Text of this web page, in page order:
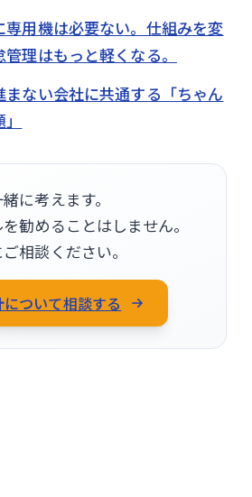
専用機は必要ない。仕組みを変
理はもっと軽くなる。
まない会社に共通する「ちゃん
に考えます。
勧めることはしません。
相談ください。
ついて相談する